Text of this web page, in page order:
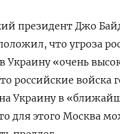
президент Джо
что угроза
Украину «очень
российские войска
Украину в
для этого Москва